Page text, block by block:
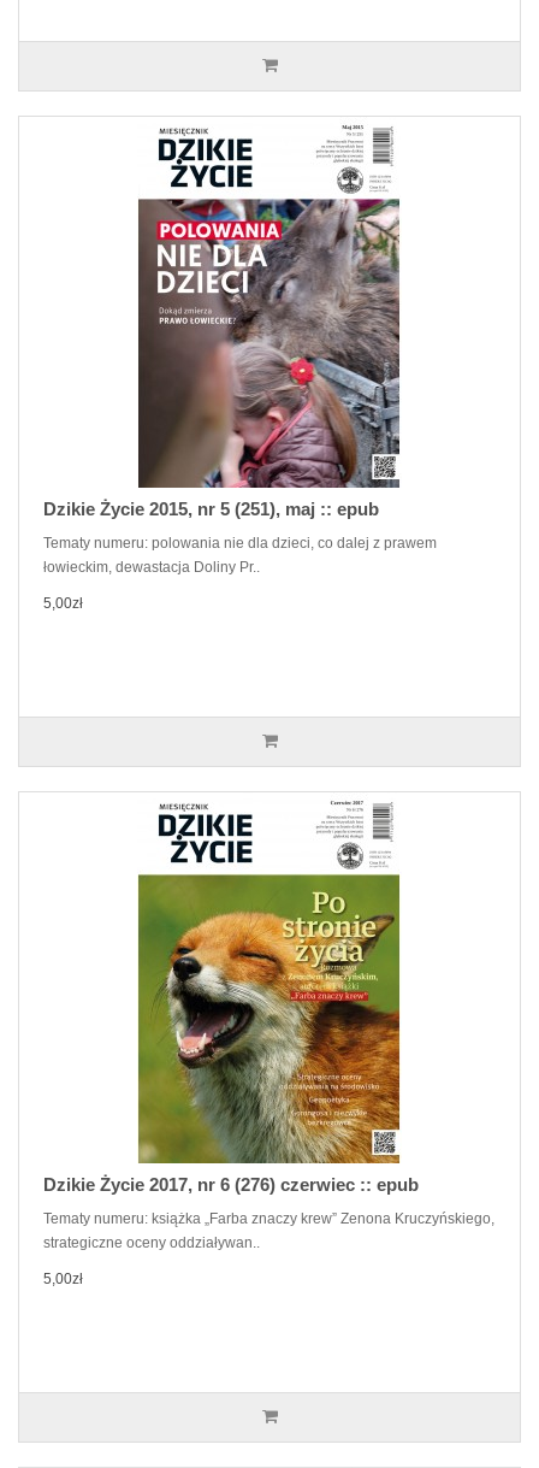
Dzikie Życie 2015, nr 5 (251), maj :: epub
Tematy numeru: polowania nie dla dzieci, co dalej z prawem
łowieckim, dewastacja Doliny Pr..
5,00zł
Dzikie Życie 2017, nr 6 (276) czerwiec :: epub
Tematy numeru: książka „Farba znaczy krew” Zenona Kruczyńskiego,
strategiczne oceny oddziaływan..
5,00zł